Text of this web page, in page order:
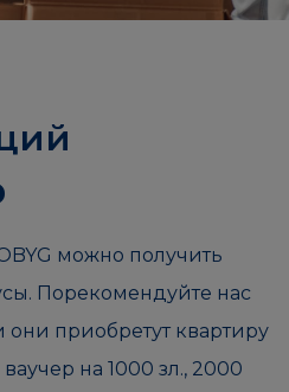
можно получить
Порекомендуйте нас
приобретут квартиру
на 1000 зл., 2000